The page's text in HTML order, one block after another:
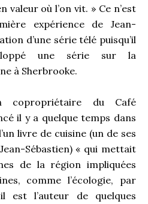
valeur où l’on vit. » Ce n’est
expérience de Jean-
d’une série télé puisqu’il
une série sur la
à Sherbrooke.
copropriétaire du Café
il y a quelque temps dans
livre de cuisine (un de ses
Sébastien) « qui mettait
de la région impliquées
comme l’écologie, par
est l’auteur de quelques